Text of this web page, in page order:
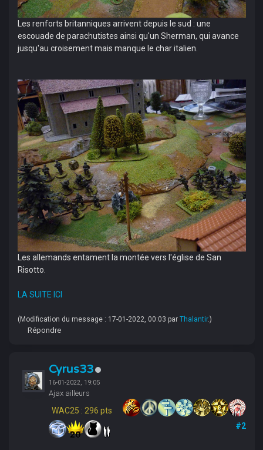
Les renforts britanniques arrivent depuis le sud : une
escouade de parachutistes ainsi qu'un Sherman, qui avance
jusqu'au croisement mais manque le char italien.
Les allemands entament la montée vers l'église de San
Risotto.
LA SUITE ICI
(Modification du message : 17-01-2022, 00:03 par Thalantir.)
Répondre
Cyrus33
16-01-2022, 19:05
Ajax ailleurs
WAC25 : 296 pts
#2